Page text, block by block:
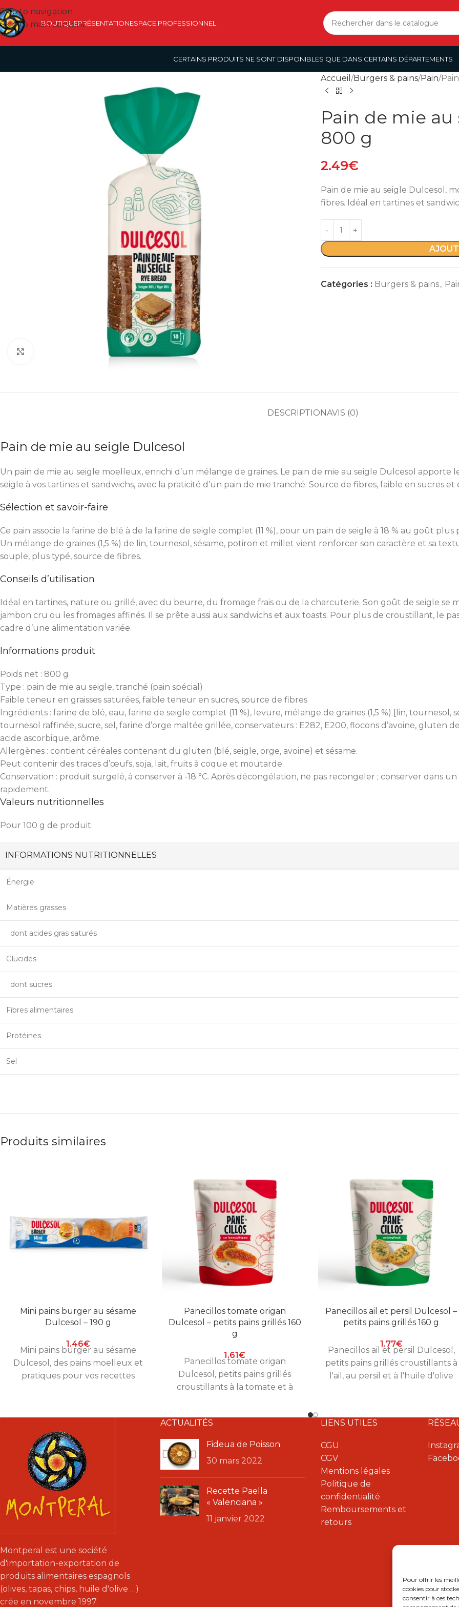
Pour offrir les
cookies pour
consentir à ces
Skip to navigation
Skip to main content
BOUTIQUEPRÉSENTATIONESPACE PROFESSIONNEL
CERTAINS PRODUITS NE SONT DISPONIBLES QUE DANS CERTAINS DÉPARTEMENTS
Accueil Burgers & pains Pain
Pain de mie
800 g
2.49€
Pain de mie au seigle Dulcesol,
fibres. Idéal en tartines et
Catégories : Burgers & pains,
DESCRIPTIONAVIS (0)
Pain de mie au seigle Dulcesol
Un pain de mie au seigle moelleux, enrichi d’un mélange de graines. Le pain de mie au seigle Dulcesol
seigle à vos tartines et sandwichs, avec la praticité d’un pain de mie tranché. Source de fibres, faible en sucres et
Sélection et savoir-faire
Ce pain associe la farine de blé à de la farine de seigle complet (11 %), pour un pain de seigle à 18 % au goût
Un mélange de graines (1,5 %) de lin, tournesol, sésame, potiron et millet vient renforcer son caractère et sa
souple, plus typé, source de fibres.
Conseils d’utilisation
Idéal en tartines, nature ou grillé, avec du beurre, du fromage frais ou de la charcuterie. Son goût de seigle se
jambon cru ou les fromages affinés. Il se prête aussi aux sandwichs et aux toasts. Pour plus de croustillant, le
cadre d’une alimentation variée.
Informations produit
Poids net : 800 g
Type : pain de mie au seigle, tranché (pain spécial)
Faible teneur en graisses saturées, faible teneur en sucres, source de fibres
Ingrédients : farine de blé, eau, farine de seigle complet (11 %), levure, mélange de graines (1,5 %) [lin, tournesol,
tournesol raffinée, sucre, sel, farine d’orge maltée grillée, conservateurs : E282, E200, flocons d’avoine, gluten
acide ascorbique, arôme.
Allergènes : contient céréales contenant du gluten (blé, seigle, orge, avoine) et sésame.
Peut contenir des traces d’œufs, soja, lait, fruits à coque et moutarde.
Conservation : produit surgelé, à conserver à -18 °C. Après décongélation, ne pas recongeler ; conserver dans
rapidement.
Valeurs nutritionnelles
Pour 100 g de produit
INFORMATIONS NUTRITIONNELLES
Énergie
Matières grasses
dont acides gras saturés
Glucides
dont sucres
Fibres alimentaires
Protéines
Sel
Produits similaires
Mini pains burger au sésame
Dulcesol – 190 g
1.46€
Mini pains burger au sésame
Dulcesol, des pains moelleux et
pratiques pour vos recettes
Panecillos tomate origan
Dulcesol – petits pains grillés 160
g
1.61€
Panecillos tomate origan
Dulcesol, petits pains grillés
croustillants à la tomate et à
Panecillos ail et persil Dulcesol –
petits pains grillés 160 g
1.77€
Panecillos ail et persil Dulcesol,
petits pains grillés croustillants à
l'ail, au persil et à l'huile d'olive
Montperal est une société
d'importation-exportation de
produits alimentaires espagnols
(olives, tapas, chips, huile d'olive …)
crée en novembre 1997.
ACTUALITÉS
Fideua de Poisson
30 mars 2022
Recette Paella
« Valenciana »
11 janvier 2022
LIENS UTILES
CGU
CGV
Mentions légales
Politique de
confidentialité
Remboursements et
retours